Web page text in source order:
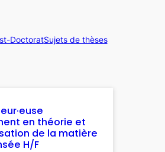
DoctoratSujets de thèses
en théorie et
de la matière
H/F